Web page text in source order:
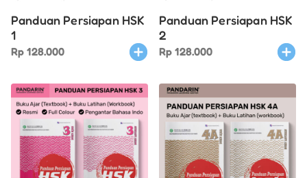
Panduan Persiapan HSK
1
Rp 128.000
Panduan Persiapan HSK
2
Rp 128.000